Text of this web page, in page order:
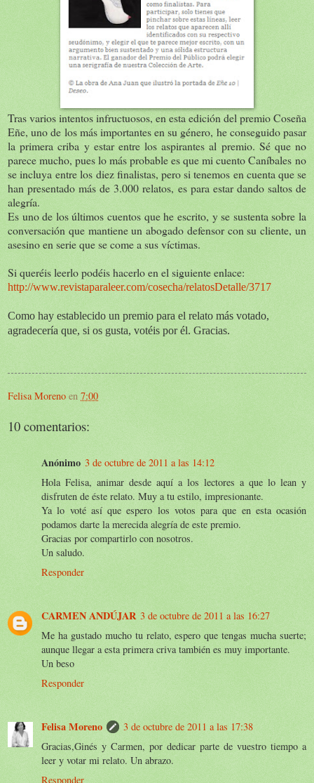
Tras varios intentos infructuosos, en esta edición del premio Coseña
Eñe, uno de los más importantes en su género, he conseguido pasar
la primera criba y estar entre los aspirantes al premio. Sé que no
parece mucho, pues lo más probable es que mi cuento Caníbales no
se incluya entre los diez finalistas, pero si tenemos en cuenta que se
han presentado más de 3.000 relatos, es para estar dando saltos de
alegría.
Es uno de los últimos cuentos que he escrito, y se sustenta sobre la
conversación que mantiene un abogado defensor con su cliente, un
asesino en serie que se come a sus víctimas.
Si queréis leerlo podéis hacerlo en el siguiente enlace:
http://www.revistaparaleer.com/cosecha/relatosDetalle/3717
Como hay establecido un premio para el relato más votado,
agradecería que, si os gusta, votéis por él. Gracias.
Felisa Moreno en 7:00
10 comentarios:
Anónimo 3 de octubre de 2011 a las 14:12
Hola Felisa, animar desde aquí a los lectores a que lo lean y
disfruten de éste relato. Muy a tu estilo, impresionante.
Ya lo voté así que espero los votos para que en esta ocasión
podamos darte la merecida alegría de este premio.
Gracias por compartirlo con nosotros.
Un saludo.
Responder
CARMEN ANDÚJAR 3 de octubre de 2011 a las 16:27
Me ha gustado mucho tu relato, espero que tengas mucha suerte;
aunque llegar a esta primera criva también es muy importante.
Un beso
Responder
Felisa Moreno
3 de octubre de 2011 a las 17:38
Gracias,Ginés y Carmen, por dedicar parte de vuestro tiempo a
leer y votar mi relato. Un abrazo.
Responder